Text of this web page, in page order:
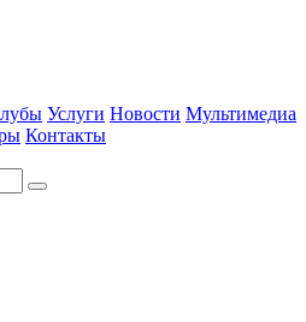
Услуги Новости Мультимедиа
Контакты